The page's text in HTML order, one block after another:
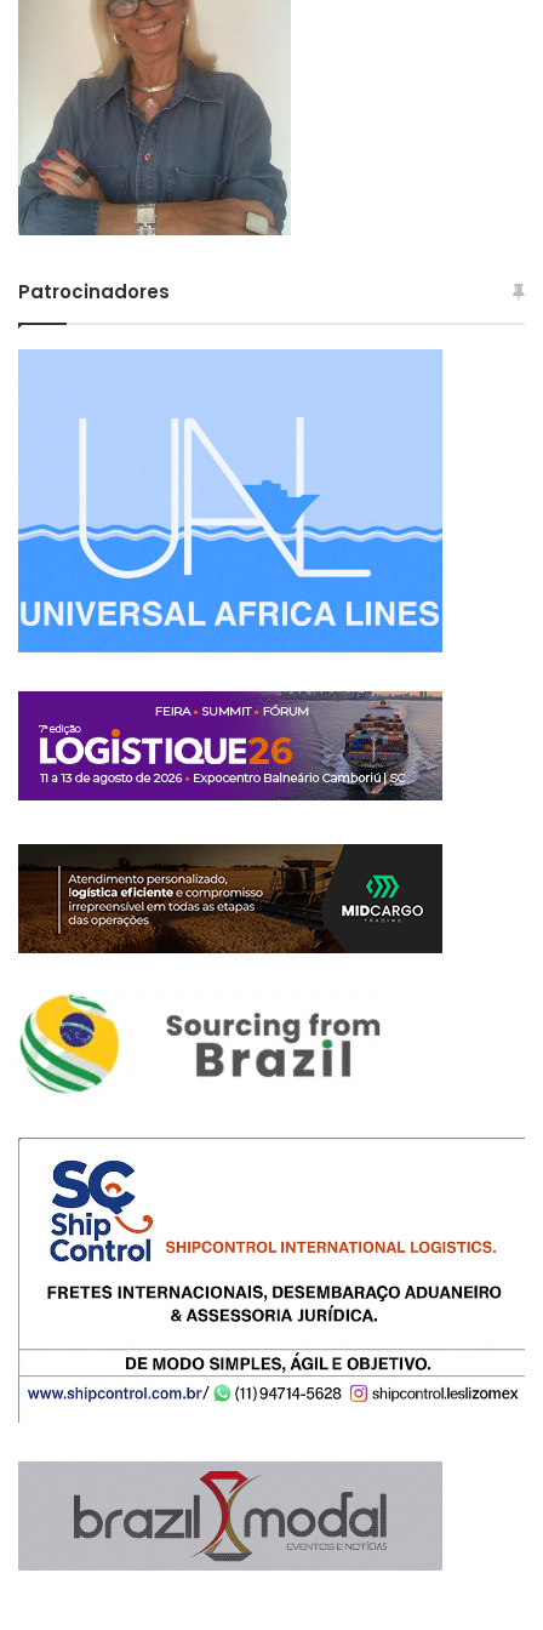
Patrocinadores